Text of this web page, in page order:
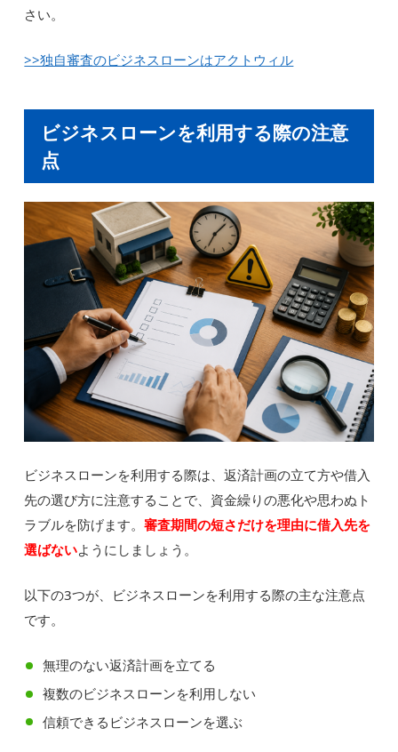
さい。
>>独自審査のビジネスローンはアクトウィル
ビジネスローンを利用する際の注意
点
ビジネスローンを利用する際は、返済計画の立て方や借入
先の選び方に注意することで、資金繰りの悪化や思わぬト
ラブルを防げます。審査期間の短さだけを理由に借入先を
選ばないようにしましょう。
以下の3つが、ビジネスローンを利用する際の主な注意点
です。
無理のない返済計画を立てる
複数のビジネスローンを利用しない
信頼できるビジネスローンを選ぶ